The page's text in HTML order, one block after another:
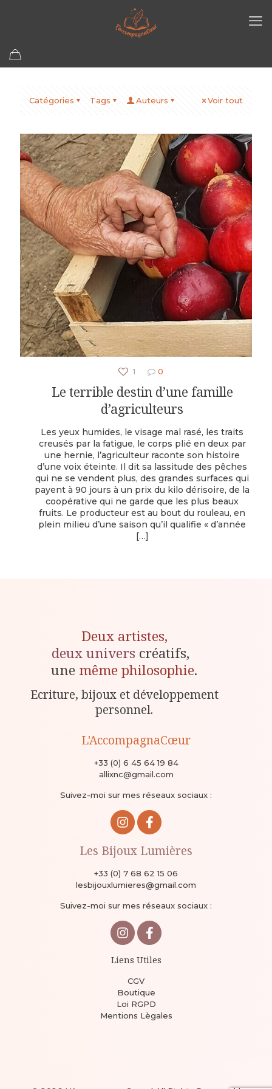
Catégories Tags Auteurs Voir tout
1 0
Le terrible destin d’une famille
d’agriculteurs
Les yeux humides, le visage mal rasé, les traits
creusés par la fatigue, le corps plié en deux par
une hernie, l’agriculteur raconte son histoire
d’une voix éteinte. Il dit sa lassitude des pêches
qui ne se vendent plus, des grandes surfaces qui
payent à 90 jours à un prix du kilo dérisoire, de la
coopérative qui ne garde que les plus beaux
fruits. Le producteur est au bout du rouleau, en
plein milieu d’une saison qu’il qualifie « d’année
[…]
Deux artistes,
deux univers créatifs,
une même philosophie.
Ecriture, bijoux et développement
personnel.
L'AccompagnaCœur
+33 (0) 6 45 64 19 84
allixnc@gmail.com
Suivez-moi sur mes réseaux sociaux :
Les Bijoux Lumières
+33 (0) 7 68 62 15 06
lesbijouxlumieres@gmail.com
Suivez-moi sur mes réseaux sociaux :
Liens Utiles
CGV
Boutique
Loi RGPD
Mentions Lègales